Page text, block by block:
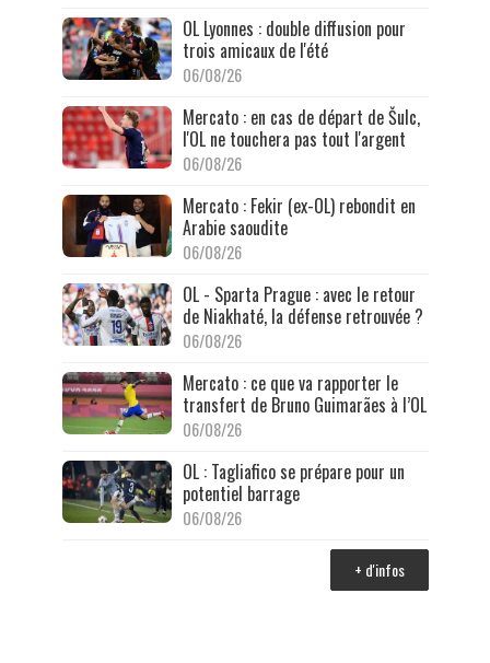
OL Lyonnes : double diffusion pour
trois amicaux de l'été
06/08/26
Mercato : en cas de départ de Šulc,
l'OL ne touchera pas tout l'argent
06/08/26
Mercato : Fekir (ex-OL) rebondit en
Arabie saoudite
06/08/26
OL - Sparta Prague : avec le retour
de Niakhaté, la défense retrouvée ?
06/08/26
Mercato : ce que va rapporter le
transfert de Bruno Guimarães à l’OL
06/08/26
OL : Tagliafico se prépare pour un
potentiel barrage
06/08/26
+ d'infos